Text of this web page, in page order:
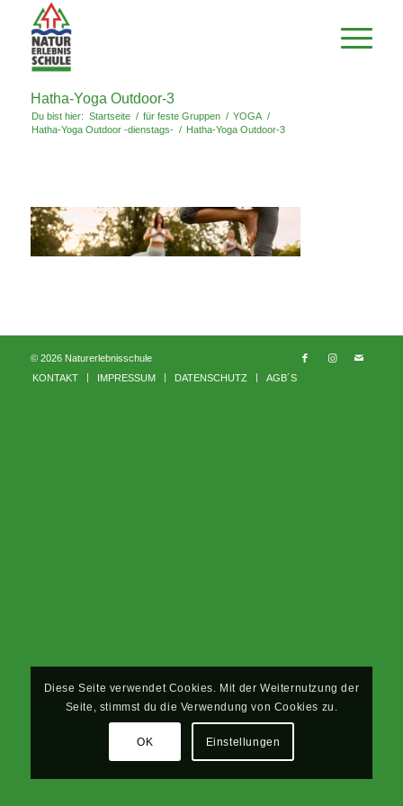
Hatha-Yoga Outdoor-3
Du bist hier: Startseite / für feste Gruppen / YOGA /
Hatha-Yoga Outdoor -dienstags- / Hatha-Yoga Outdoor-3
© 2026 Naturerlebnisschule
KONTAKT
IMPRESSUM DATENSCHUTZ AGB´S
Diese Seite verwendet Cookies. Mit der Weiternutzung der
Seite, stimmst du die Verwendung von Cookies zu.
OK Einstellungen